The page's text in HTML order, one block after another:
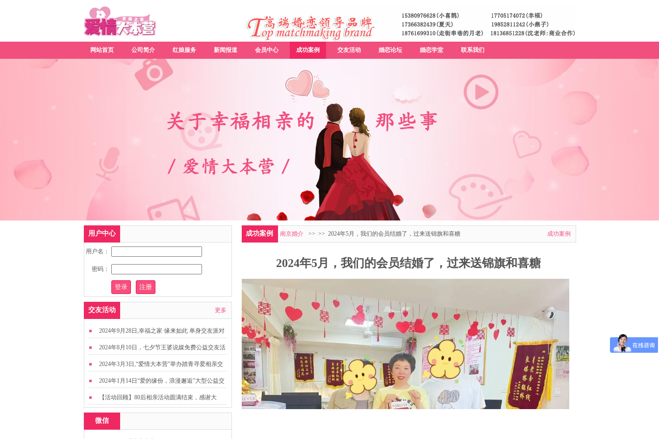
网站首页 公司简介 红娘服务 新闻报道 会员中心 成功案例 交友活动 婚恋论坛 婚恋学堂 联系我们
成功案例 南京婚介 >> 成功案例
>> 2024年5月，我们的会员结婚了，过来送锦旗和喜糖
2024年5月，我们的会员结婚了，过来送锦旗和喜糖
用户中心
用户名：
密码：
交友活动 更多
2024年9月28日,幸福之家·缘来如此 单身交友派对
2024年8月10日，七夕节王婆说媒免费公益交友活
动
2024年3月3日,“爱情大本营”举办踏青寻爱相亲交
友活动
2024年1月14日“爱的缘份，浪漫邂逅”大型公益交
友活动
【活动回顾】80后相亲活动圆满结束，感谢大
家，走出来才有机会扩大缘分哦~
微信